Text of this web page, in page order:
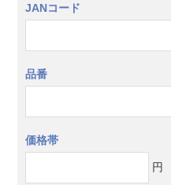
JANコード
品番
価格帯
円